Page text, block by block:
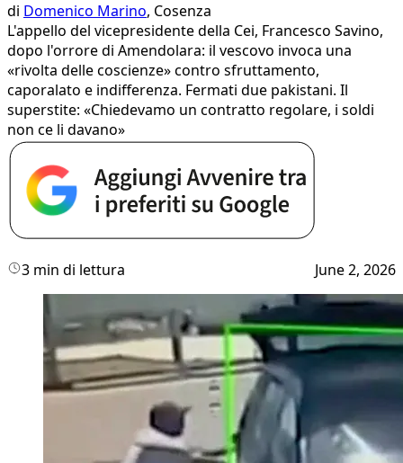
di Domenico Marino, Cosenza
L'appello del vicepresidente della Cei, Francesco Savino,
dopo l'orrore di Amendolara: il vescovo invoca una
«rivolta delle coscienze» contro sfruttamento,
caporalato e indifferenza. Fermati due pakistani. Il
superstite: «Chiedevamo un contratto regolare, i soldi
non ce li davano»
3 min di lettura June 2, 2026